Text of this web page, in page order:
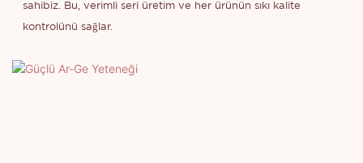
sahibiz. Bu, verimli seri üretim ve her ürünün sıkı kalite
kontrolünü sağlar.